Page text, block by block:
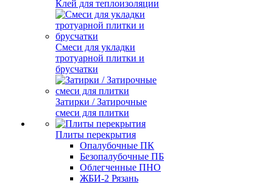
Клей для теплоизоляции
Смеси для укладки
тротуарной плитки и
брусчатки
Затирки / Затирочные
смеси для плитки
Плиты перекрытия
Опалубочные ПК
Безопалубочные ПБ
Облегченные ПНО
ЖБИ-2 Рязань